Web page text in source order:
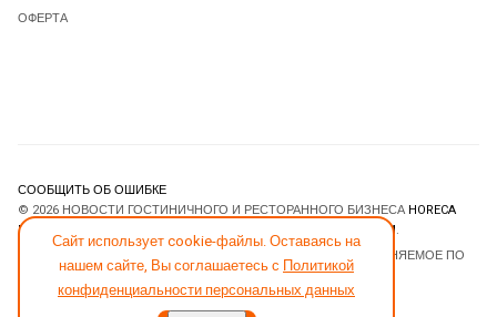
Сайт использует cookie-файлы. Оставаясь на
нашем сайте, Вы соглашаетесь с Политикой
конфиденциальности персональных данных
ОФЕРТА
СООБЩИТЬ ОБ ОШИБКЕ
© 2026 НОВОСТИ ГОСТИНИЧНОГО И РЕСТОРАННОГО БИЗНЕСА HORECA
ESTATE
JOOMLART.COM.
- ПРОГРАММНОЕ ОБЕСПЕЧЕНИЕ, РАСПРОСТРАНЯЕМОЕ ПО
ЛИЦЕНЗИИGNU GENERAL PUBLIC LICENSE